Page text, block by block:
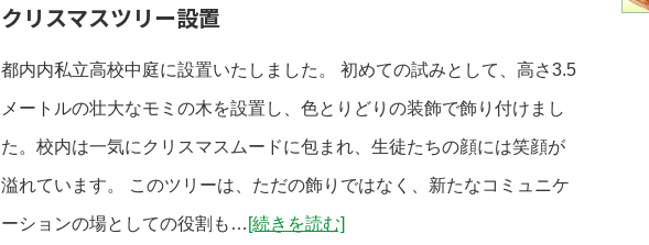
クリスマスツリー設置
都内内私立高校中庭に設置いたしました。 初めての試みとして、高さ3.5
メートルの壮大なモミの木を設置し、色とりどりの装飾で飾り付けまし
た。校内は一気にクリスマスムードに包まれ、生徒たちの顔には笑顔が
溢れています。 このツリーは、ただの飾りではなく、新たなコミュニケ
ーションの場としての役割も… [続きを読む]